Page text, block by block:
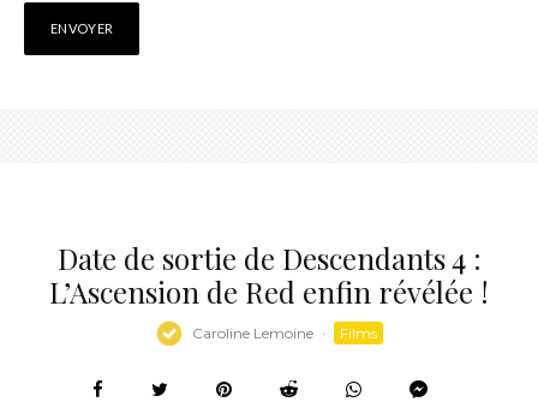
Date de sortie de Descendants 4 :
L’Ascension de Red enfin révélée !
Caroline Lemoine · Films